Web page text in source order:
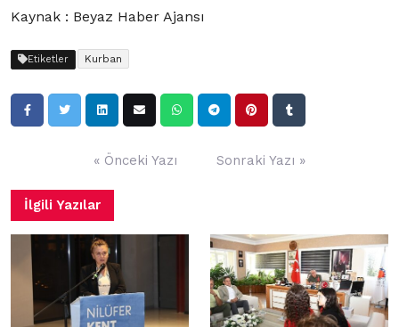
Kaynak : Beyaz Haber Ajansı
Etiketler Kurban
« Önceki Yazı Sonraki Yazı »
İlgili Yazılar